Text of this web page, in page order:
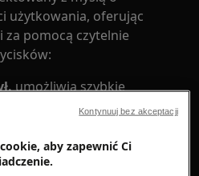
użytkowania, oferując
pomocą czytelnie
umożliwia szybkie
urządzenia, co
aby zapewnić Ci
Kontynuuj bez akceptacji